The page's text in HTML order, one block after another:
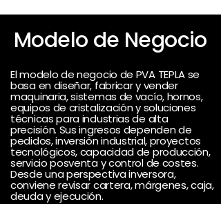
Modelo de Negocio
El modelo de negocio de PVA TEPLA se
basa en diseñar, fabricar y vender
maquinaria, sistemas de vacío, hornos,
equipos de cristalización y soluciones
técnicas para industrias de alta
precisión. Sus ingresos dependen de
pedidos, inversión industrial, proyectos
tecnológicos, capacidad de producción,
servicio posventa y control de costes.
Desde una perspectiva inversora,
conviene revisar cartera, márgenes, caja,
deuda y ejecución.